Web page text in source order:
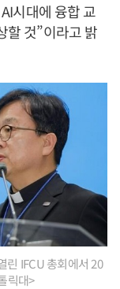
시대에 융합 교
할 것”이라고 밝
린 IFCU 총회에서 20
릭대>